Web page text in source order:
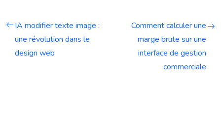
IA modifier texte image :
une révolution dans le
design web
Comment calculer une
marge brute sur une
interface de gestion
commerciale